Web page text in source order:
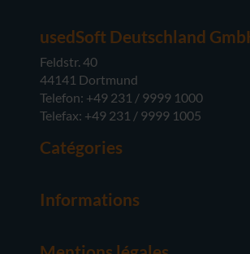
usedSoft Deutschland
Feldstr. 40
44141 Dortmund
Telefon: +49 231 / 9999 1000
Telefax: +49 231 / 9999 1005
Catégories
Serveur
Matériel
Informations
À propos de usedsoft